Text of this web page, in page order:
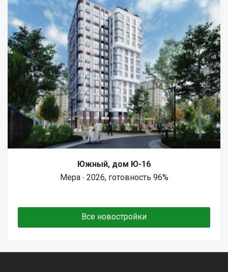
Южный, дом Ю-16
Мера ∙ 2026, готовность 96%
Все новостройки